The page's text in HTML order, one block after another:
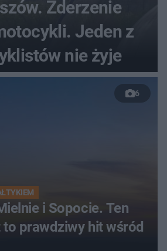
Zderzenie
Jeden z
nie żyje
6
i Sopocie. Ten
prawdziwy hit wśród